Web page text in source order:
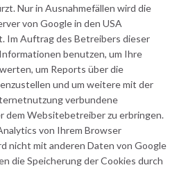
Nur in Ausnahmefällen wird die
von Google in den USA
Im Auftrag des Betreibers dieser
benutzen, um Ihre
um Reports über die
und um weitere mit der
verbundene
dem Websitebetreiber zu erbringen.
von Ihrem Browser
nicht mit anderen Daten von Google
die Speicherung der Cookies durch